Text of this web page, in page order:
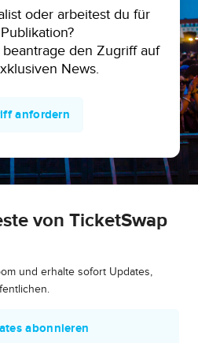
oder arbeitest du für
den Zugriff auf
News.
anfordern
von TicketSwap
und erhalte sofort Updates,
abonnieren